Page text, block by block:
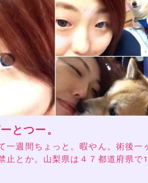
とつー。
一週間ちょっと。暇やん。術後一
止とか。山梨県は４７都道府県で